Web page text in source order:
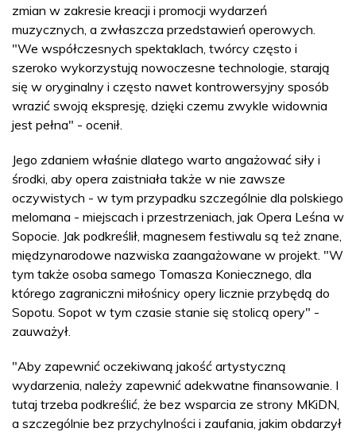
zmian w zakresie kreacji i promocji wydarzeń
muzycznych, a zwłaszcza przedstawień operowych.
"We współczesnych spektaklach, twórcy często i
szeroko wykorzystują nowoczesne technologie, starają
się w oryginalny i często nawet kontrowersyjny sposób
wrazić swoją ekspresję, dzięki czemu zwykle widownia
jest pełna" - ocenił.
Jego zdaniem właśnie dlatego warto angażować siły i
środki, aby opera zaistniała także w nie zawsze
oczywistych - w tym przypadku szczególnie dla polskiego
melomana - miejscach i przestrzeniach, jak Opera Leśna w
Sopocie. Jak podkreślił, magnesem festiwalu są też znane,
międzynarodowe nazwiska zaangażowane w projekt. "W
tym także osoba samego Tomasza Koniecznego, dla
którego zagraniczni miłośnicy opery licznie przybędą do
Sopotu. Sopot w tym czasie stanie się stolicą opery" -
zauważył.
"Aby zapewnić oczekiwaną jakość artystyczną
wydarzenia, należy zapewnić adekwatne finansowanie. I
tutaj trzeba podkreślić, że bez wsparcia ze strony MKiDN,
a szczególnie bez przychylności i zaufania, jakim obdarzył